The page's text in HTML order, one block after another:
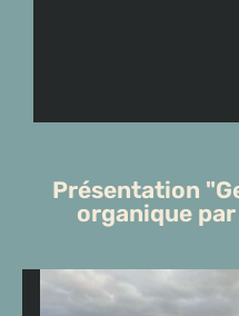
Présentation
organique